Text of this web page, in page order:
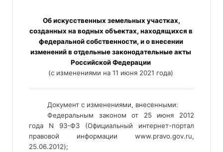
созданных на водных объектах, находящихся в
федеральной собственности, и о внесении
изменений в отдельные законодательные акты
Российской Федерации
(с изменениями на 11 июня 2021 года)
Документ с изменениями, внесенными:
Федеральным законом от 25 июня 2012
года N 93-ФЗ (Официальный интернет-портал
правовой информации www.pravo.gov.ru,
25.06.2012);